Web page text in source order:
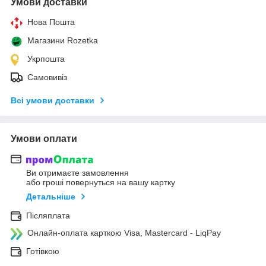
Нова Пошта
Магазини Rozetka
Укрпошта
Самовивіз
Всі умови доставки
Умови оплати
Ви отримаєте замовлення
або гроші повернуться на вашу картку
Детальніше
Післяплата
Онлайн-оплата карткою Visa, Mastercard - LiqPay
Готівкою